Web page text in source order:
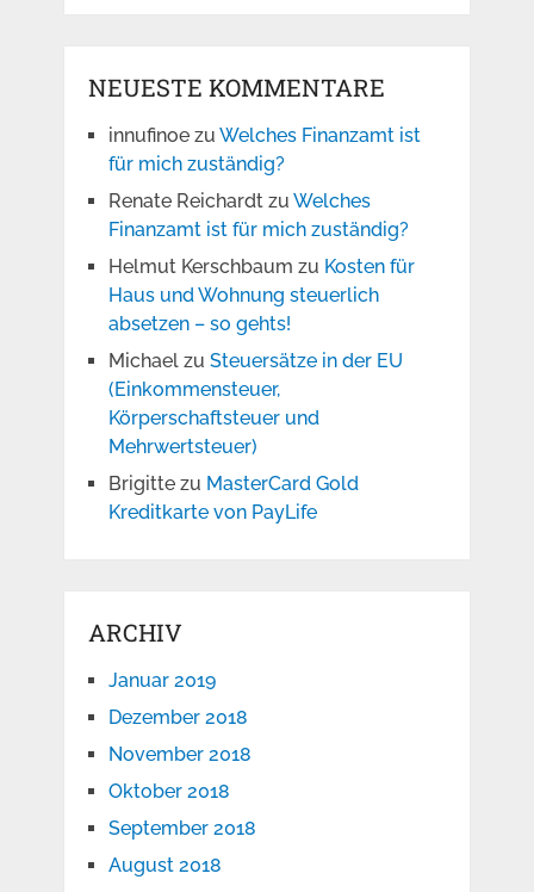
NEUESTE KOMMENTARE
innufinoezu Welches Finanzamt ist
für mich zuständig?
Renate Reichardtzu Welches
Finanzamt ist für mich zuständig?
Helmut Kerschbaum zu Kosten für
Haus und Wohnung steuerlich
absetzen – so gehts!
Michaelzu Steuersätze in der EU
(Einkommensteuer,
Körperschaftsteuer und
Mehrwertsteuer)
Brigittezu MasterCard Gold
Kreditkarte von PayLife
ARCHIV
Januar 2019
Dezember 2018
November 2018
Oktober 2018
September 2018
August 2018